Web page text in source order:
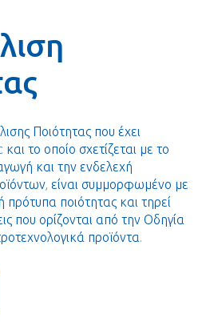
Ποιότητας που έχει
το οποίο σχετίζεται με το
και την ενδελεχή
είναι συμμορφωμένο με
πρότυπα ποιότητας και τηρεί
που ορίζονται από την Οδηγία
προϊόντα.